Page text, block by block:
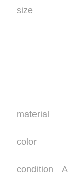
size
material
color
condition A